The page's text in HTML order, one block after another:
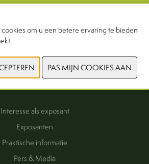
Interesse als exposant
Exposanten
Praktische informatie
Pers & Media
om u een betere ervaring te bieden